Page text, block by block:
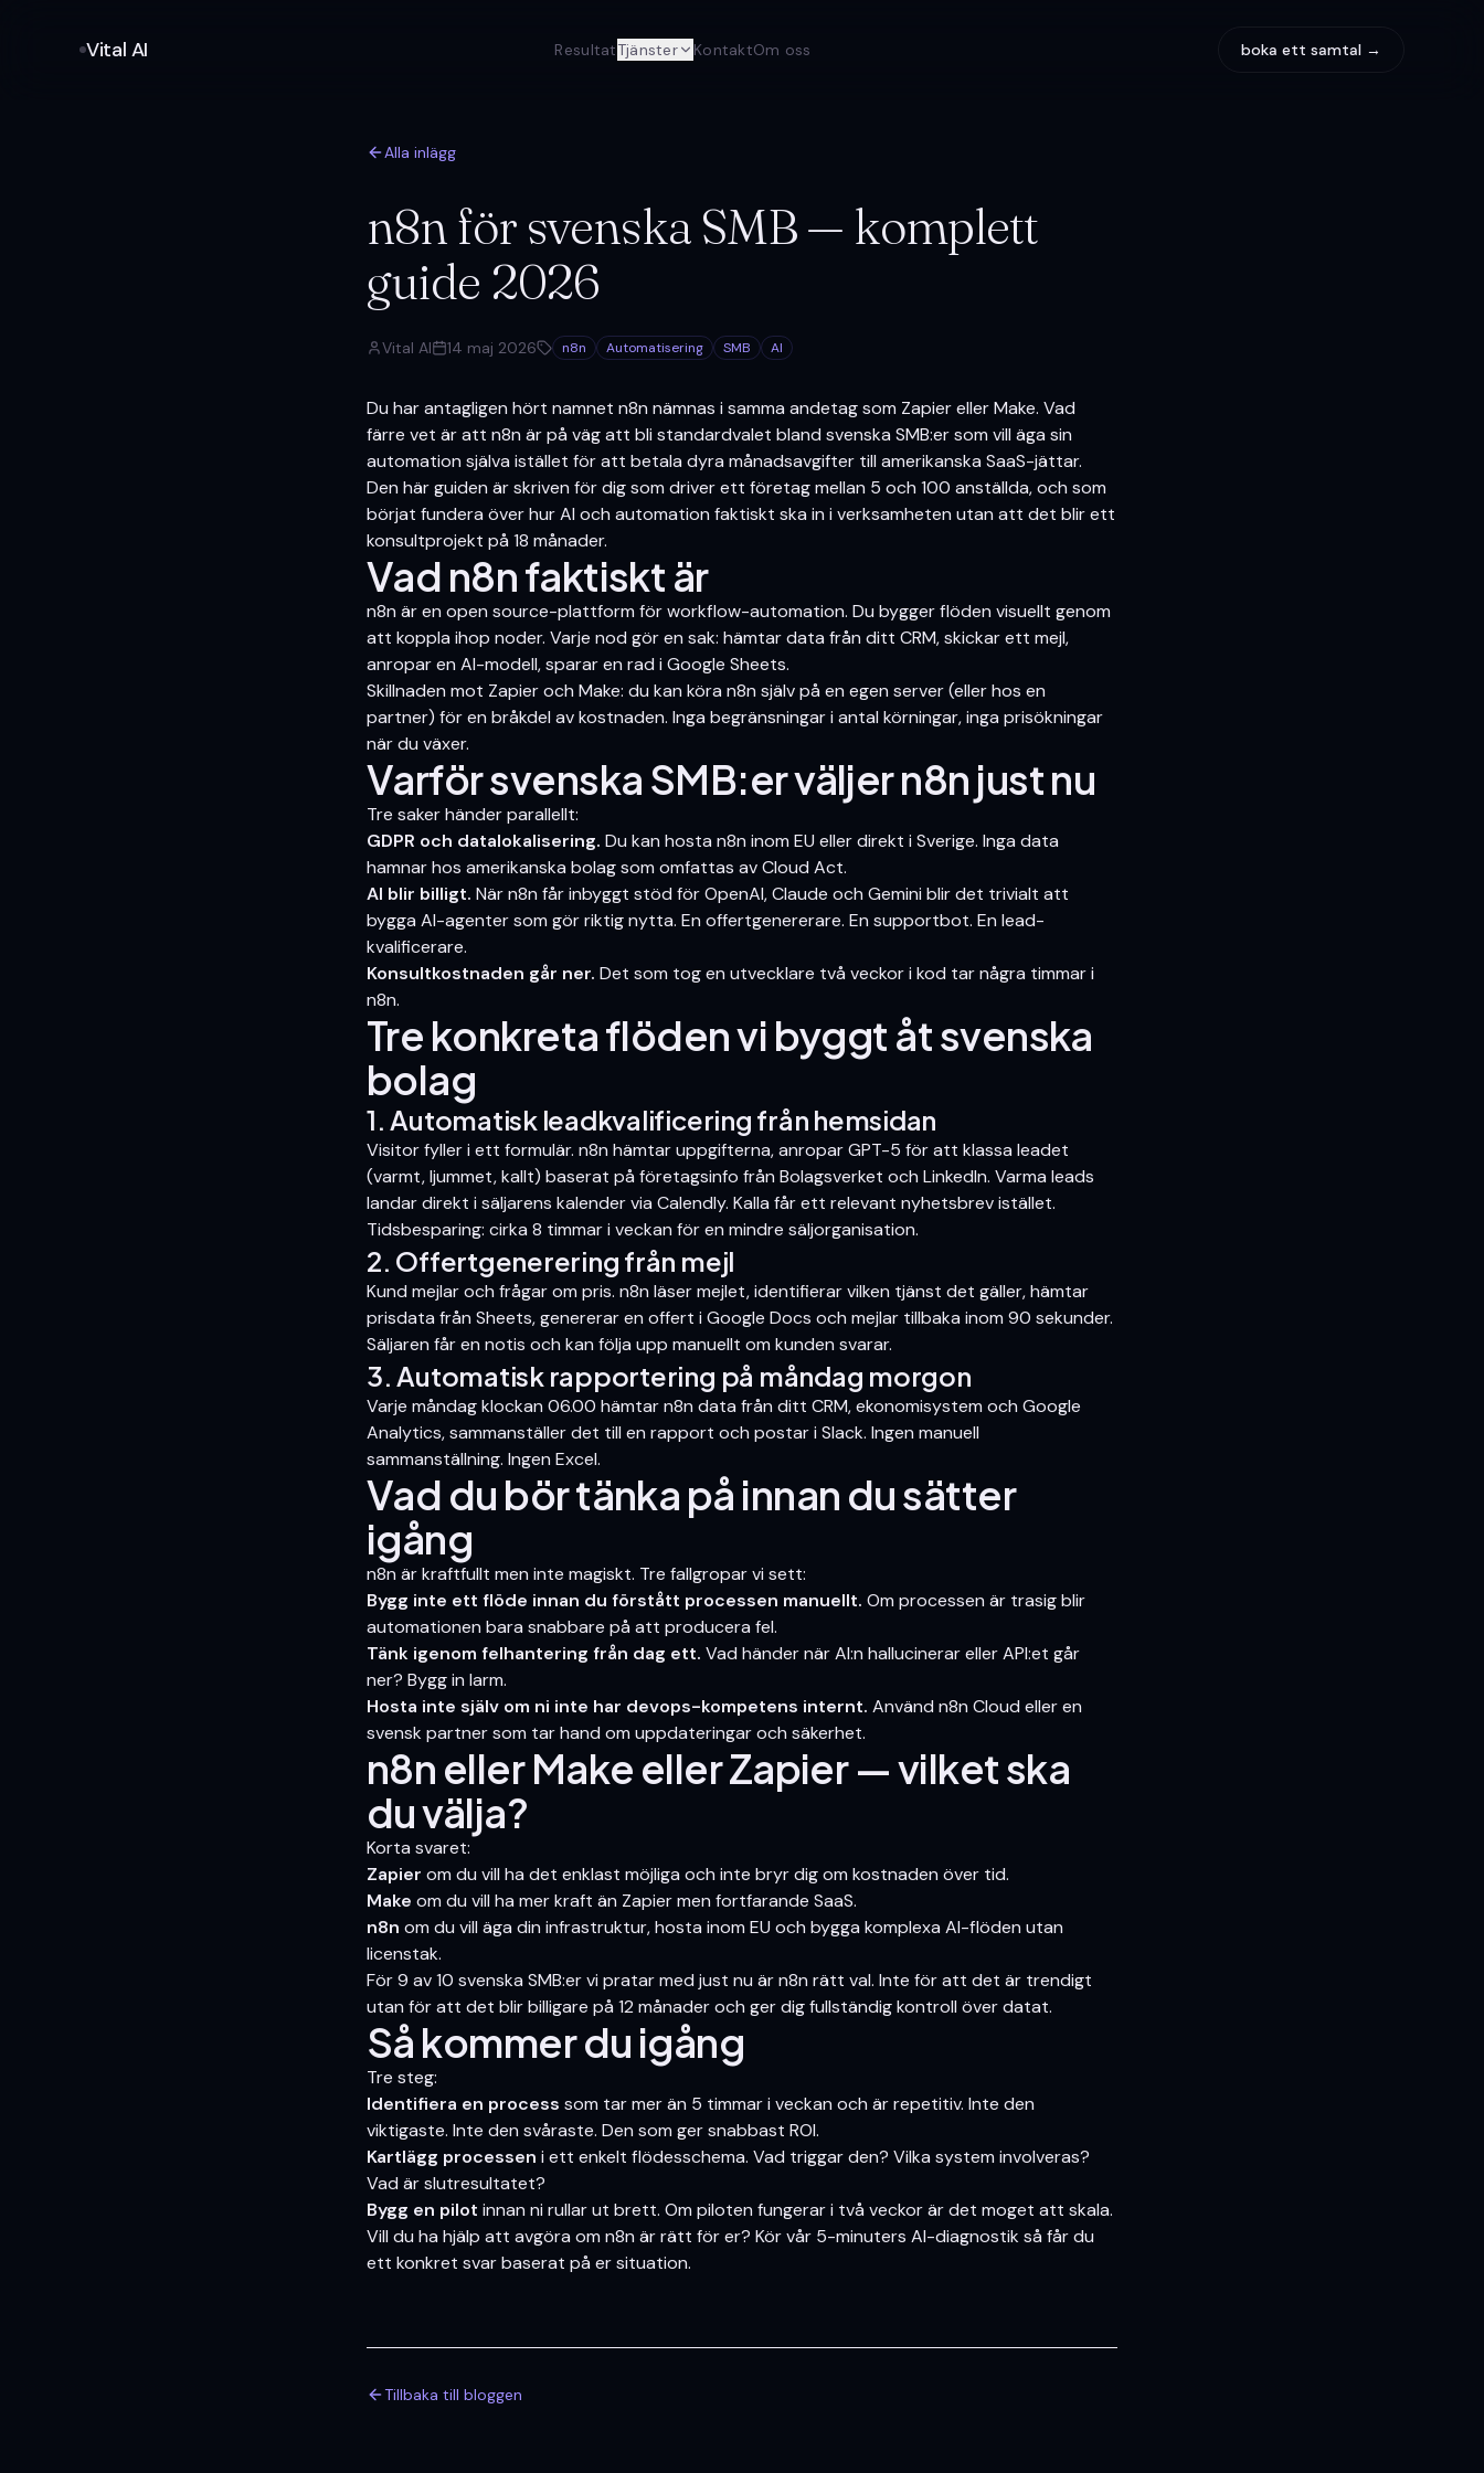
Vital AI ResultatTjänster KontaktOm oss boka ett samtal →
Alla inlägg
n8n för svenska SMB — komplett
guide 2026
Vital AI 14 maj 2026 n8n Automatisering SMB AI
Du har antagligen hört namnet n8n nämnas i samma andetag som Zapier eller Make. Vad
färre vet är att n8n är på väg att bli standardvalet bland svenska SMB:er som vill äga sin
automation själva istället för att betala dyra månadsavgifter till amerikanska SaaS-jättar.
Den här guiden är skriven för dig som driver ett företag mellan 5 och 100 anställda, och som
börjat fundera över hur AI och automation faktiskt ska in i verksamheten utan att det blir ett
konsultprojekt på 18 månader.
Vad n8n faktiskt är
n8n är en open source-plattform för workflow-automation. Du bygger flöden visuellt genom
att koppla ihop noder. Varje nod gör en sak: hämtar data från ditt CRM, skickar ett mejl,
anropar en AI-modell, sparar en rad i Google Sheets.
Skillnaden mot Zapier och Make: du kan köra n8n själv på en egen server (eller hos en
partner) för en bråkdel av kostnaden. Inga begränsningar i antal körningar, inga prisökningar
när du växer.
Varför svenska SMB:er väljer n8n just nu
Tre saker händer parallellt:
GDPR och datalokalisering. Du kan hosta n8n inom EU eller direkt i Sverige. Inga data
hamnar hos amerikanska bolag som omfattas av Cloud Act.
AI blir billigt. När n8n får inbyggt stöd för OpenAI, Claude och Gemini blir det trivialt att
bygga AI-agenter som gör riktig nytta. En offertgenererare. En supportbot. En lead-
kvalificerare.
Konsultkostnaden går ner. Det som tog en utvecklare två veckor i kod tar några timmar i
n8n.
Tre konkreta flöden vi byggt åt svenska
bolag
1. Automatisk leadkvalificering från hemsidan
Visitor fyller i ett formulär. n8n hämtar uppgifterna, anropar GPT-5 för att klassa leadet
(varmt, ljummet, kallt) baserat på företagsinfo från Bolagsverket och LinkedIn. Varma leads
landar direkt i säljarens kalender via Calendly. Kalla får ett relevant nyhetsbrev istället.
Tidsbesparing: cirka 8 timmar i veckan för en mindre säljorganisation.
2. Offertgenerering från mejl
Kund mejlar och frågar om pris. n8n läser mejlet, identifierar vilken tjänst det gäller, hämtar
prisdata från Sheets, genererar en offert i Google Docs och mejlar tillbaka inom 90 sekunder.
Säljaren får en notis och kan följa upp manuellt om kunden svarar.
3. Automatisk rapportering på måndag morgon
Varje måndag klockan 06.00 hämtar n8n data från ditt CRM, ekonomisystem och Google
Analytics, sammanställer det till en rapport och postar i Slack. Ingen manuell
sammanställning. Ingen Excel.
Vad du bör tänka på innan du sätter
igång
n8n är kraftfullt men inte magiskt. Tre fallgropar vi sett:
Bygg inte ett flöde innan du förstått processen manuellt. Om processen är trasig blir
automationen bara snabbare på att producera fel.
Tänk igenom felhantering från dag ett. Vad händer när AI:n hallucinerar eller API:et går
ner? Bygg in larm.
Hosta inte själv om ni inte har devops-kompetens internt. Använd n8n Cloud eller en
svensk partner som tar hand om uppdateringar och säkerhet.
n8n eller Make eller Zapier — vilket ska
du välja?
Korta svaret:
Zapier om du vill ha det enklast möjliga och inte bryr dig om kostnaden över tid.
Make om du vill ha mer kraft än Zapier men fortfarande SaaS.
n8n om du vill äga din infrastruktur, hosta inom EU och bygga komplexa AI-flöden utan
licenstak.
För 9 av 10 svenska SMB:er vi pratar med just nu är n8n rätt val. Inte för att det är trendigt
utan för att det blir billigare på 12 månader och ger dig fullständig kontroll över datat.
Så kommer du igång
Tre steg:
Identifiera en process som tar mer än 5 timmar i veckan och är repetitiv. Inte den
viktigaste. Inte den svåraste. Den som ger snabbast ROI.
Kartlägg processen i ett enkelt flödesschema. Vad triggar den? Vilka system involveras?
Vad är slutresultatet?
Bygg en pilot innan ni rullar ut brett. Om piloten fungerar i två veckor är det moget att skala.
Vill du ha hjälp att avgöra om n8n är rätt för er? Kör vår 5-minuters AI-diagnostik så får du
ett konkret svar baserat på er situation.
Tillbaka till bloggen